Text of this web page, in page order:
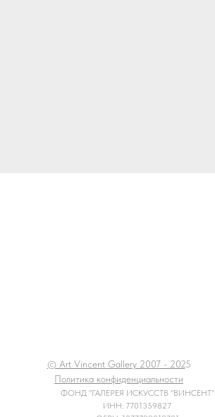
© Art Vincent Gallery 2007 - 2025
Политика конфиденциальности
ФОНД "ГАЛЕРЕЯ ИСКУССТВ "ВИНСЕНТ"
ИНН: 7701359827